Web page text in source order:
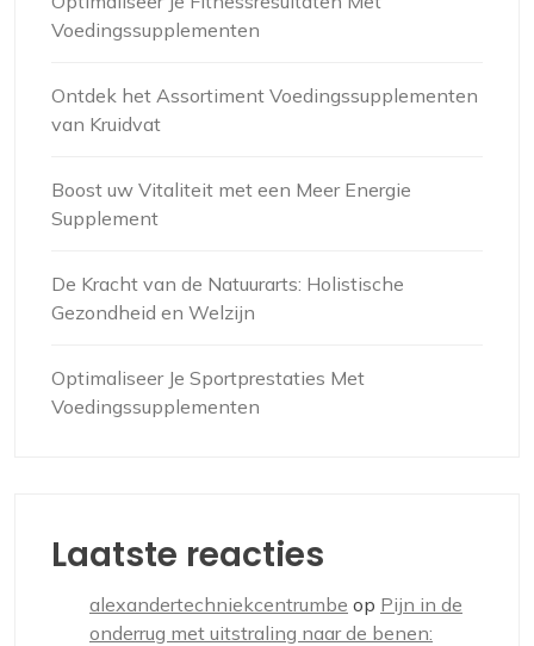
Voedingssupplementen
Ontdek het Assortiment Voedingssupplementen
van Kruidvat
Boost uw Vitaliteit met een Meer Energie
Supplement
De Kracht van de Natuurarts: Holistische
Gezondheid en Welzijn
Optimaliseer Je Sportprestaties Met
Voedingssupplementen
Laatste reacties
alexandertechniekcentrumbe op Pijn in de
onderrug met uitstraling naar de benen: